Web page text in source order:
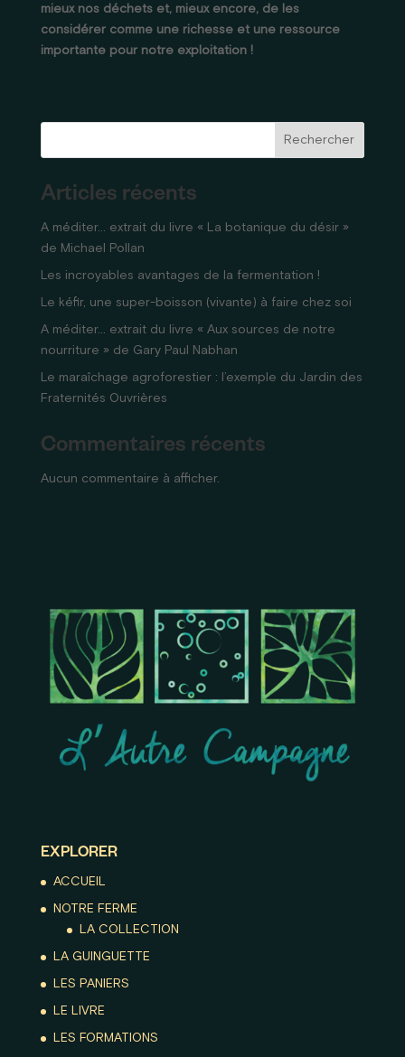
mieux nos déchets et, mieux encore, de les
considérer comme une richesse et une ressource
importante pour notre exploitation !
Rechercher
Articles récents
A méditer… extrait du livre « La botanique du désir »
de Michael Pollan
Les incroyables avantages de la fermentation !
Le kéfir, une super-boisson (vivante) à faire chez soi
A méditer… extrait du livre « Aux sources de notre
nourriture » de Gary Paul Nabhan
Le maraîchage agroforestier : l’exemple du Jardin des
Fraternités Ouvrières
Commentaires récents
Aucun commentaire à afficher.
EXPLORER
ACCUEIL
NOTRE FERME
LA COLLECTION
LA GUINGUETTE
LES PANIERS
LE LIVRE
LES FORMATIONS